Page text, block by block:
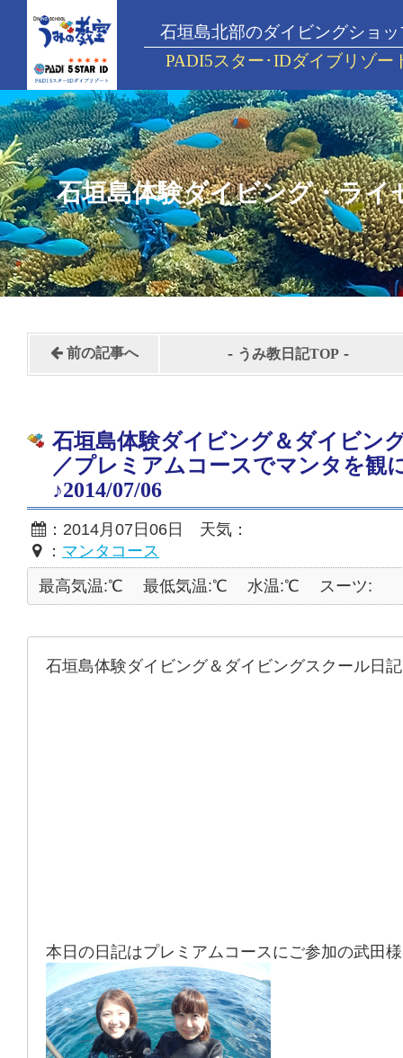
石垣島北部のダイビングショッ
PADI5スター･IDダイブリゾー
石垣島体験ダイビング・ライ
前の記事へ - うみ教日記TOP -
石垣島体験ダイビング＆ダイビン
／プレミアムコースでマンタを観
♪2014/07/06
：2014月07日06日 天気：
： マンタコース
最高気温:℃
最低気温:℃ 水温:℃ スーツ:
石垣島体験ダイビング＆ダイビングスクール日記
本日の日記はプレミアムコースにご参加の武田